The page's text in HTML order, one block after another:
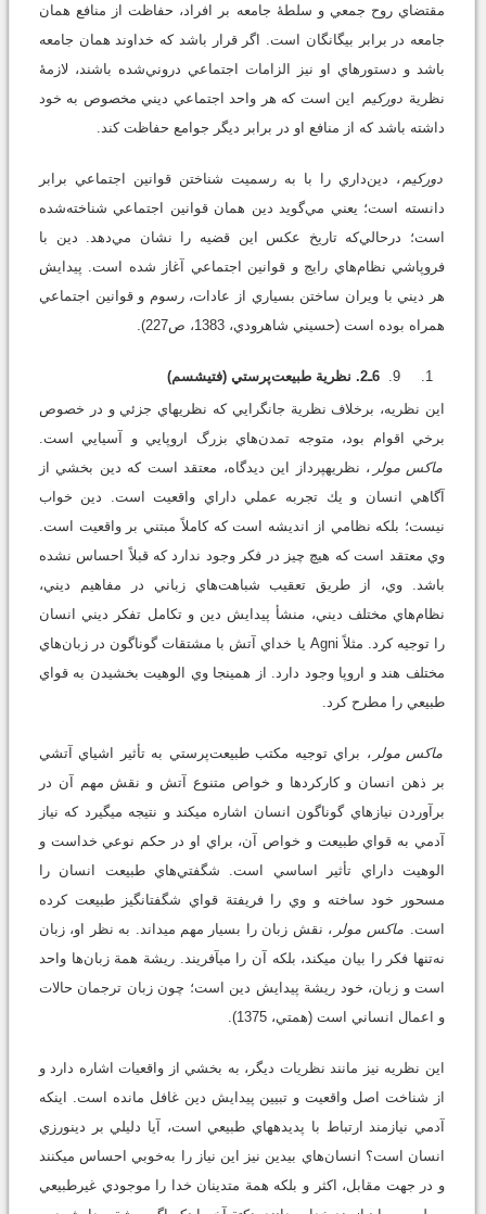
مقتضاي روح جمعي و سلطۀ جامعه بر افراد، حفاظت از منافع همان
جامعه در برابر بيگانگان است. اگر قرار باشد كه خداوند همان جامعه
باشد و دستورهاي او نيز الزامات اجتماعي دروني‌شده باشند، لازمۀ
نظرية دوركيم
اين است كه هر واحد اجتماعي ديني مخصوص به خود
داشته باشد كه از منافع او در برابر ديگر جوامع حفاظت كند.
دوركيم ، دين‌داري را با به رسميت شناختن قوانين اجتماعي برابر
دانسته است؛ يعني مي‌گويد دين همان قوانين اجتماعي شناخته‌شده
است؛ درحالي‌كه تاريخ عكس اين قضيه را نشان مي‌دهد. دين با
فروپاشي نظام‌هاي رايج و قوانين اجتماعي آغاز شده است. پيدايش
هر ديني با ويران ساختن بسياري از عادات، رسوم و قوانين اجتماعي
همراه بوده است (حسيني شاهرودي، 1383، ص227).
6ـ2. نظرية طبيعت‌پرستي (فتيشسم)
اين نظريه، برخلاف نظرية جان‏گرايي كه نظريه‏اي جزئي و در خصوص
برخي اقوام بود، متوجه تمدن‌هاي بزرگ اروپايي و آسيايي است.
ماكس مولر ، نظريه‏پرداز اين ديدگاه، معتقد است كه دين بخشي از
آگاهي انسان و يك تجربه عملي داراي واقعيت است. دين خواب
نيست؛ بلكه نظامي از انديشه است كه كاملاً مبتني بر واقعيت است.
وي معتقد است كه هيچ چيز در فكر وجود ندارد كه قبلاً احساس نشده
باشد. وي، از طريق تعقيب شباهت‌هاي زباني در مفاهيم ديني،
نظام‌هاي مختلف ديني، منشأ پيدايش دين و تكامل تفكر ديني انسان
را توجيه كرد. مثلاً Agni يا خداي آتش با مشتقات گوناگون در زبان‌هاي
مختلف هند و اروپا وجود دارد. از همين‏جا وي الوهيت بخشيدن به قواي
طبيعي را مطرح كرد.
ماكس مولر ، براي توجيه مكتب طبيعت‌پرستي به تأثير اشياي آتشي
بر ذهن انسان و كاركردها و خواص متنوع آتش و نقش مهم آن در
برآوردن نيازهاي گوناگون انسان اشاره مي‏كند و نتيجه مي‏گيرد كه نياز
آدمي به قواي طبيعت و خواص آن، براي او در حكم نوعي خداست و
الوهيت داراي تأثير اساسي است. شگفتي‌هاي طبيعت انسان را
مسحور خود ساخته و وي را فريفتة قواي شگفت‏انگيز طبيعت كرده
است. ماكس مولر ، نقش زبان را بسيار مهم مي‏داند. به نظر او، زبان
نه‌تنها فكر را بيان مي‏كند، بلكه آن را مي‏آفريند. ريشة همة زبان‌ها واحد
است و زبان، خود ريشة پيدايش دين است؛ چون زبان ترجمان حالات
و اعمال انساني است (همتي، 1375).
اين نظريه نيز مانند نظريات ديگر، به بخشي از واقعيات اشاره دارد و
از شناخت اصل واقعيت و تبيين پيدايش دين غافل مانده است. اينكه
آدمي نيازمند ارتباط با پديده‏هاي طبيعي است، آيا دليلي بر دين‏ورزي
انسان است؟ انسان‌هاي بي‏دين نيز اين نياز را به‌خوبي احساس مي‏كنند
و در جهت مقابل، اكثر و بلكه همة متدينان خدا را موجودي غيرطبيعي